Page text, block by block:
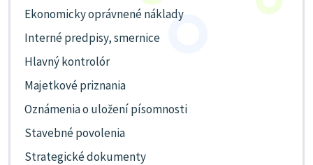
Ekonomicky oprávnené náklady
Interné predpisy, smernice
Hlavný kontrolór
Majetkové priznania
Oznámenia o uložení písomnosti
Stavebné povolenia
Strategické dokumenty